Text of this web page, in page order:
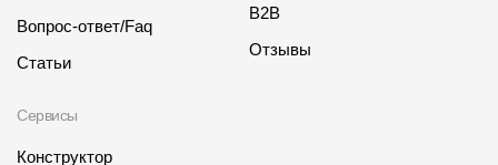
Вопрос-ответ/Faq
Статьи
Сервисы
Конструктор
B2B
Отзывы